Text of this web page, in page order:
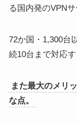
る国内発のVPNサ
72か国・1,300台
続10台まで対応
また最大のメリ
な点。